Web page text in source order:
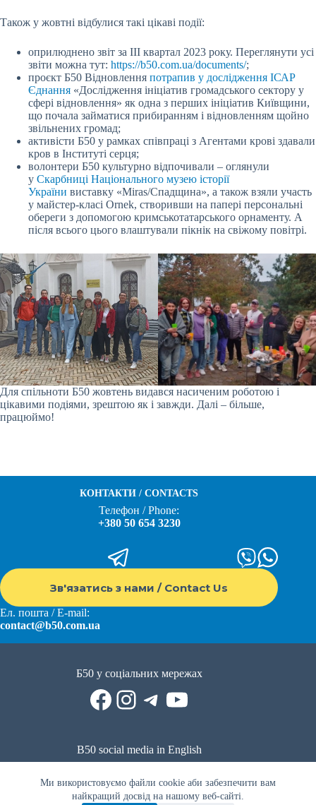
Ми використовуємо файли cookie аби забезпечити вам
найкращий досвід на нашому веб-сайті.
Також у жовтні відбулися такі цікаві події:
оприлюднено звіт за ІІІ квартал 2023 року. Переглянути усі
звіти можна тут: https://b50.com.ua/documents/;
проєкт Б50 Відновлення потрапив у дослідження ІСАР
Єднання «Дослідження ініціатив громадського сектору у
сфері відновлення» як одна з перших ініціатив Київщини,
що почала займатися прибиранням і відновленням щойно
звільнених громад;
активісти Б50 у рамках співпраці з Агентами крові здавали
кров в Інституті серця;
волонтери Б50 культурно відпочивали – оглянули
у Скарбниці Національного музею історії
України виставку «Miras/Спадщина», а також взяли участь
у майстер-класі Ornek, створивши на папері персональні
обереги з допомогою кримськотатарського орнаменту. А
після всього цього влаштували пікнік на свіжому повітрі.
Для спільноти Б50 жовтень видався насиченим роботою і
цікавими подіями, зрештою як і завжди. Далі – більше,
працюймо!
КОНТАКТИ / CONTACTS
Телефон / Phone:
+380 50 654 3230
Зв'язатись з нами / Contact Us
Ел. пошта / E-mail:
contact@b50.com.ua
Б50 у соціальних мережах
Facebook
Instagram
Telegram
YouTube
B50 social media in English
Reddit
Facebook
LinkedIn
YouTube
WhatsApp
Політика приватності|Публічна оферта|Умови використання